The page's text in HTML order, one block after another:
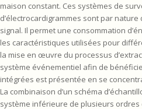
maison constant. Ces systèmes de
d’électrocardigrammes sont par
signal. Il permet une consommation
les caractéristiques utilisées pour
la mise en œuvre du processus
système événementiel afin de
intégrées est présentée en se
La combinaison d’un schéma
système inférieure de plusieurs